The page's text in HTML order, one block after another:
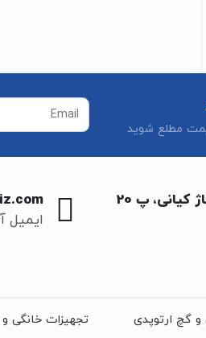
مطلع شوید
پ 20
ایمیل
و گچ ارتوپدی تجهیزات خانگی